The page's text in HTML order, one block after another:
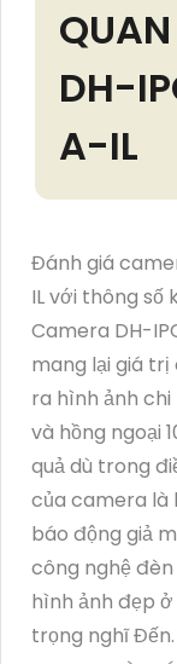
DH-
A-IL
Đánh giá
IL với thông số
Camera DH-
mang lại giá trị
ra hình ảnh
và hồng ngoại
quả dù trong
của camera là
báo động giả
công nghệ
hình ảnh đẹp
trọng nghĩ